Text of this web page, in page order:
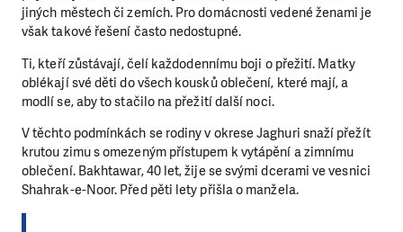
jiných městech či zemích. Pro domácnosti vedené ženami je
však takové řešení často nedostupné.
Ti, kteří zůstávají, čelí každodennímu boji o přežití. Matky
oblékají své děti do všech kousků oblečení, které mají, a
modlí se, aby to stačilo na přežití další noci.
V těchto podmínkách se rodiny v okrese Jaghuri snaží přežít
krutou zimu s omezeným přístupem k vytápění a zimnímu
oblečení. Bakhtawar, 40 let, žije se svými dcerami ve vesnici
Shahrak-e-Noor. Před pěti lety přišla o manžela.